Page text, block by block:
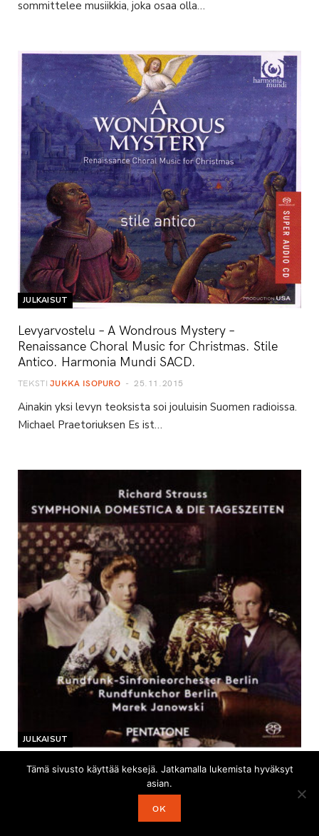
sommittelee musiikkia, joka osaa olla…
JULKAISUT
Levyarvostelu – A Wondrous Mystery –
Renaissance Choral Music for Christmas. Stile
Antico. Harmonia Mundi SACD.
TEKSTI JUKKA ISOPURO 25.11.2015
Ainakin yksi levyn teoksista soi jouluisin Suomen radioissa.
Michael Praetoriuksen Es ist…
JULKAISUT
Levyarvostelu – Richard Strauss – Symphonia
domestica, Die Tageszeiten. Berliinin radion
sinfoniaorkesteri ja kuoro, Marek Janowski.
Tämä sivusto käyttää keksejä. Jatkamalla lukemista hyväksyt
asian.
OK